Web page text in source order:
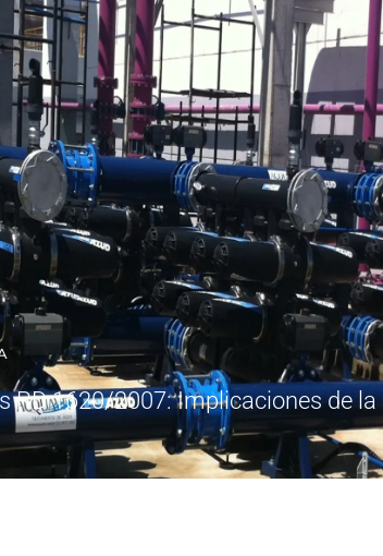
RD 1620/2007: Implicaciones de